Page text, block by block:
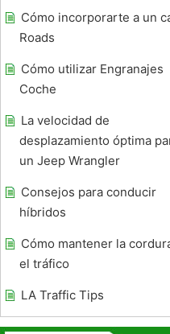
Cómo incorporarte a un
Roads
Cómo utilizar Engranajes
Coche
La velocidad de
desplazamiento óptima
un Jeep Wrangler
Consejos para conducir
híbridos
Cómo mantener la
el tráfico
LA Traffic Tips